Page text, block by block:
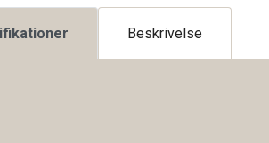
Beskrivelse